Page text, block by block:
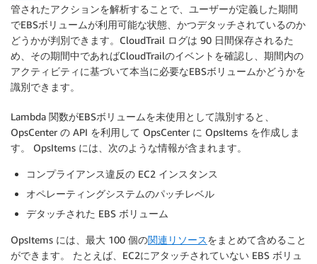
管されたアクションを解析することで、ユーザーが定義した期間
でEBSボリュームが利用可能な状態、かつデタッチされているのか
どうかが判別できます。CloudTrail ログは 90 日間保存されるた
め、その期間中であればCloudTrailのイベントを確認し、期間内の
アクティビティに基づいて本当に必要なEBSボリュームかどうかを
識別できます。
Lambda 関数がEBSボリュームを未使用として識別すると、
OpsCenter の API を利用して OpsCenter に OpsItems を作成しま
す。 OpsItems には、次のような情報が含まれます。
コンプライアンス違反の EC2 インスタンス
オペレーティングシステムのパッチレベル
デタッチされた EBS ボリューム
OpsItems には、最大 100 個の関連リソースをまとめて含めること
ができます。 たとえば、EC2にアタッチされていない EBS ボリュ